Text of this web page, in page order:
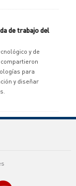
de trabajo del
y de
para
y diseñar